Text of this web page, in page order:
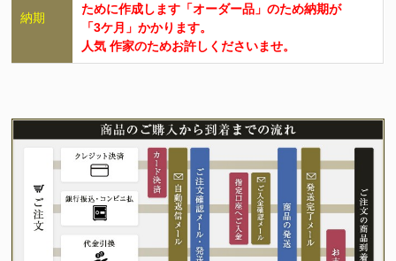
納期
ために作成します「オーダー品」のため納期が
「3ケ月」かかります。
人気 作家のためお許しくださいませ。